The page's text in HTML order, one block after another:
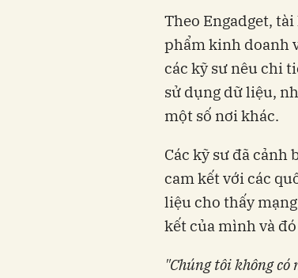
Theo Engadget,
phẩm kinh doanh
các kỹ sư nêu chi
sử dụng dữ liệu,
một số nơi khác.
Các kỹ sư đã cảnh
cam kết với các
liệu cho thấy
kết của mình và
"Chúng tôi không